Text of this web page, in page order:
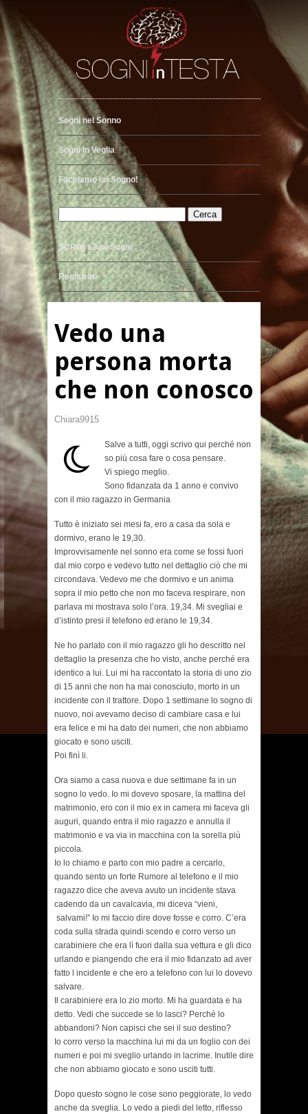
Sogni nel Sonno
Sogni in Veglia
Facciamo un Sogno!
SCRIVI i Tuoi Sogni
Registrati
Vedo una
persona morta
che non conosco
Chiara9915
Salve a tutti, oggi scrivo qui perché non
so più cosa fare o cosa pensare.
Vi spiego meglio.
Sono fidanzata da 1 anno e convivo
con il mio ragazzo in Germania
Tutto è iniziato sei mesi fa, ero a casa da sola e
dormivo, erano le 19,30.
Improvvisamente nel sonno era come se fossi fuori
dal mio corpo e vedevo tutto nel dettaglio ciò che mi
circondava. Vedevo me che dormivo e un anima
sopra il mio petto che non mo faceva respirare, non
parlava mi mostrava solo l’ora. 19,34. Mi svegliai e
d’istinto presi il telefono ed erano le 19,34.
Ne ho parlato con il mio ragazzo gli ho descritto nel
dettaglio la presenza che ho visto, anche perché era
identico a lui. Lui mi ha raccontato la storia di uno zio
di 15 anni che non ha mai conosciuto, morto in un
incidente con il trattore. Dopo 1 settimane lo sogno di
nuovo, noi avevamo deciso di cambiare casa e lui
era felice e mi ha dato dei numeri, che non abbiamo
giocato e sono usciti.
Poi finì li.
Ora siamo a casa nuova e due settimane fa in un
sogno lo vedo. Io mi dovevo sposare, la mattina del
matrimonio, ero con il mio ex in camera mi faceva gli
auguri, quando entra il mio ragazzo e annulla il
matrimonio e va via in macchina con la sorella più
piccola.
Io lo chiamo e parto con mio padre a cercarlo,
quando sento un forte Rumore al telefono e il mio
ragazzo dice che aveva avuto un incidente stava
cadendo da un cavalcavia, mi diceva “vieni,
salvami!” Io mi faccio dire dove fosse e corro. C’era
coda sulla strada quindi scendo e corro verso un
carabiniere che era lì fuori dalla sua vettura e gli dico
urlando e piangendo che era il mio fidanzato ad aver
fatto l incidente e che ero a telefono con lui lo dovevo
salvare.
Il carabiniere era lo zio morto. Mi ha guardata e ha
detto. Vedi che succede se lo lasci? Perché lo
abbandoni? Non capisci che sei il suo destino?
Io corro verso la macchina lui mi da un foglio con dei
numeri e poi mi sveglio urlando in lacrime. Inutile dire
che non abbiamo giocato e sono usciti tutti.
Dopo questo sogno le cose sono peggiorate, lo vedo
anche da sveglia. Lo vedo a piedi del letto, riflesso